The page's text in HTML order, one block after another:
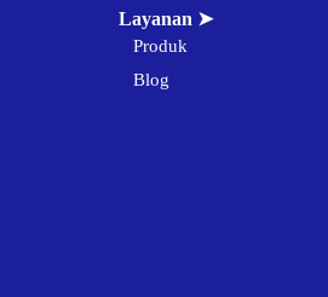
Layanan ➤
Produk
Blog